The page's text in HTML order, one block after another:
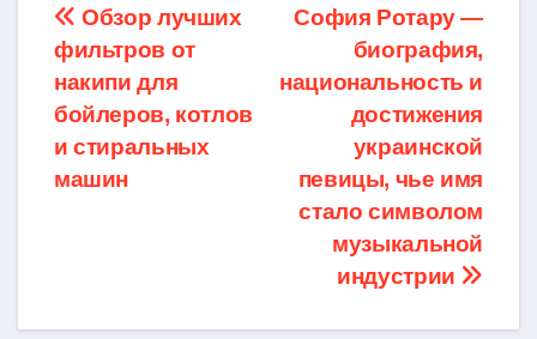
Навигация
по
записям
София Ротару —
биография,
национальность и
достижения
украинской
певицы, чье имя
стало символом
музыкальной
индустрии
Обзор лучших
фильтров от
накипи для
бойлеров, котлов
и стиральных
машин